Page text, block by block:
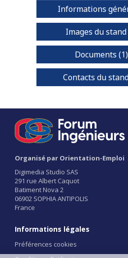
Informations
Images du stand
Documents (1)
Formations
Contacts du
Organisé par Orientation-Emploi
Digimedia Studio SAS
291 rue Albert Caquot
Batiment Nova 2
06902 SOPHIA ANTIPOLIS
France
Informations légales
Préférences cookies